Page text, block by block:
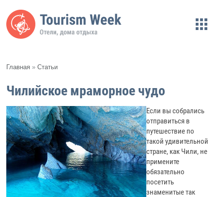
Главная »Статьи
Чилийское мраморное чудо
Если вы собрались
отправиться в
путешествие по
такой удивительной
стране, как Чили, не
примените
обязательно
посетить
знаменитые так